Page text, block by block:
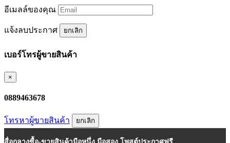
อีเมลล์ของคุณ
แจ้งลบประกาศ ยกเลิก
เบอร์โทรผู้ขายสินค้า
×
0889463678
โทรหาผู้ขายสินค้า ยกเลิก